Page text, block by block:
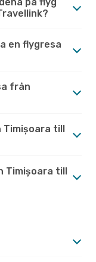
en flygresa
från
till
Timișoara till